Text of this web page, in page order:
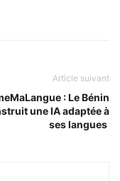
Article suivant
: Le Bénin
une IA adaptée à
ses langues